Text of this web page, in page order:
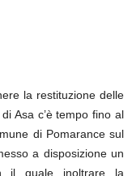
la restituzione delle
Asa c’è tempo fino al
di Pomarance sul
a disposizione un
il quale inoltrare la